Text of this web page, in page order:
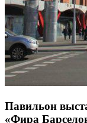
Павильон
«Фира